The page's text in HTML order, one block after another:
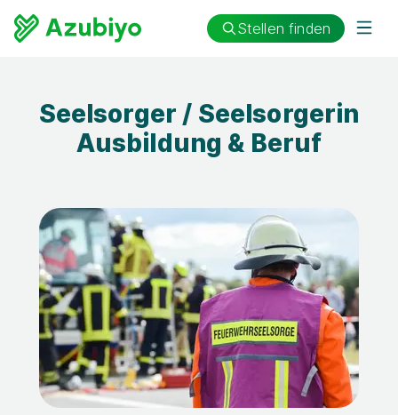
Stellen finden
Seelsorger / Seelsorgerin
Ausbildung & Beruf